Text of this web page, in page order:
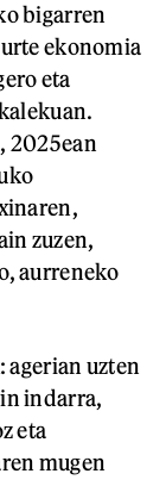
bigarren
ekonomia
eta
2025ean
zuzen,
aurreneko
uzten
indarra,
eta
mugen